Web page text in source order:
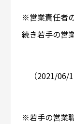
※営業責任者
続き若手の営
（2021/06/
※若手の営業